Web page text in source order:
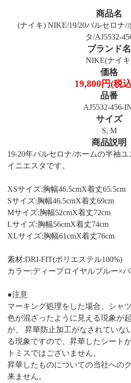
商品名
(ナイキ) NIKE/19/20バルセロナ/
タ/AJ5532-
ブランド名
NIKE(ナイ
価格
19,800円(税
品番
AJ5532-456-
サイズ
S, M
商品説明
19-20年バルセロナ/ホームの半袖ユ
イニエスタです。
XSサイズ:胸幅46.5cmX着丈65.5cm
Sサイズ:胸幅46.5cmX着丈69cm
Mサイズ:胸幅52cmX着丈72cm
Lサイズ:胸幅56cmX着丈74cm
XLサイズ:胸幅61cmX着丈76cm
素材:DRI-FIT(ポリエステル100%)
カラー:ディープロイヤルブルー×
●注意
マーキング処理をした場合、シャ
色が混ざったように見える現象が
が、 昇華防止加工がなされていな
る現象ですので、昇華したシート
トミスではございません。
昇華したものについての当社への
来ません。